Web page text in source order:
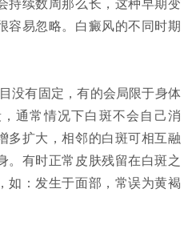
持续数周那么长，这种早期变
容易忽略。白癜风的不同时期
有固定，有的会局限于身体
通常情况下白斑不会自己消
多扩大，相邻的白斑可相互融
。有时正常皮肤残留在白斑之
如：发生于面部，常误为黄褐